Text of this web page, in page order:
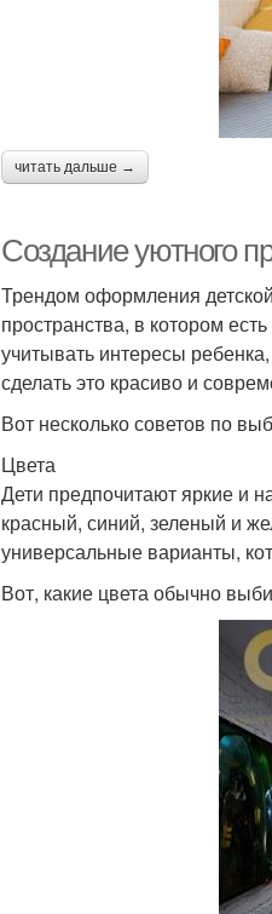
читать дальше →
Создание уютного
Трендом оформления
пространства, в котором
учитывать интересы
сделать это красиво и
Вот несколько советов по
Цвета
Дети предпочитают яркие и
красный, синий, зеленый и
универсальные варианты,
Вот, какие цвета обычно